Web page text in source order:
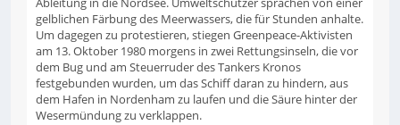
gelblichen Färbung des Meerwassers, die für Stunden anhalte.
Um dagegen zu protestieren, stiegen Greenpeace-Aktivisten
am 13. Oktober 1980 morgens in zwei Rettungsinseln, die vor
dem Bug und am Steuerruder des Tankers Kronos
festgebunden wurden, um das Schiff daran zu hindern, aus
dem Hafen in Nordenham zu laufen und die Säure hinter der
Wesermündung zu verklappen.